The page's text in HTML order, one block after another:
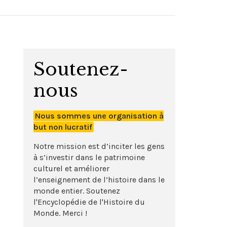
Soutenez-
nous
Nous sommes une organisation à
but non lucratif
Notre mission est d’inciter les gens
à s’investir dans le patrimoine
culturel et améliorer
l’enseignement de l’histoire dans le
monde entier. Soutenez
l'Encyclopédie de l'Histoire du
Monde. Merci !